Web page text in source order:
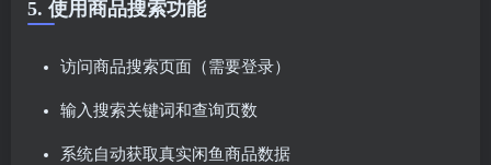
5. 使用商品搜索功能
访问商品搜索页面（需要登录）
输入搜索关键词和查询页数
系统自动获取真实闲鱼商品数据